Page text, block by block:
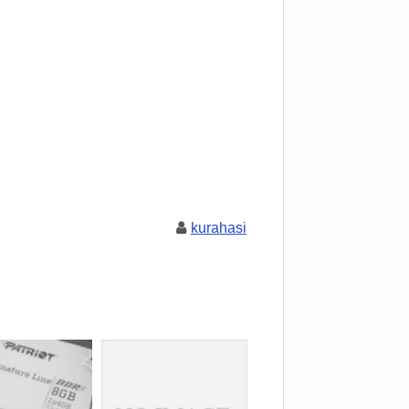
kurahasi